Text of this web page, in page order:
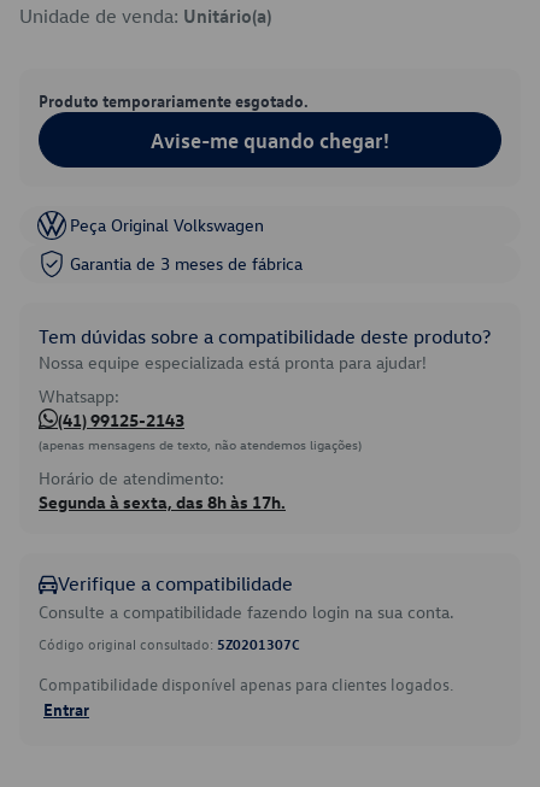
Unidade de venda: Unitário(a)
Produto temporariamente esgotado.
Avise-me quando chegar!
Peça Original Volkswagen
Garantia de 3 meses de fábrica
Tem dúvidas sobre a compatibilidade deste produto?
Nossa equipe especializada está pronta para ajudar!
Whatsapp:
(41) 99125-2143
(apenas mensagens de texto, não atendemos ligações)
Horário de atendimento:
Segunda à sexta, das 8h às 17h.
Verifique a compatibilidade
Consulte a compatibilidade fazendo login na sua conta.
Código original consultado: 5Z0201307C
Compatibilidade disponível apenas para clientes logados.
Entrar